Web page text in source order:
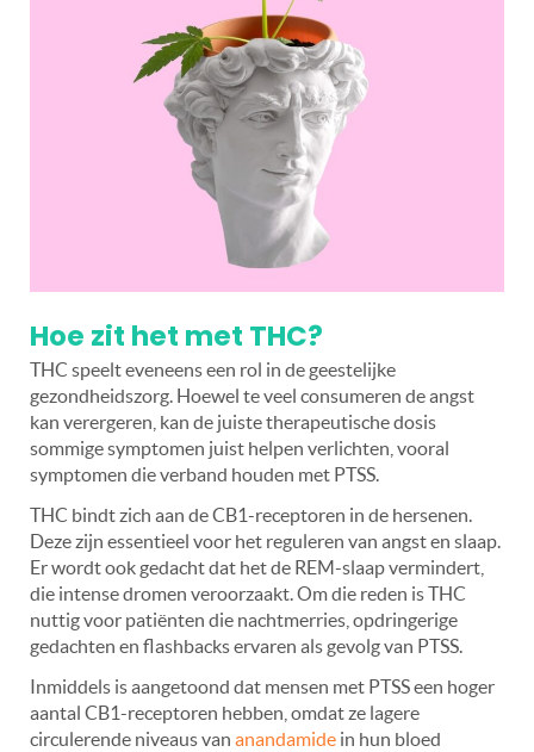
Hoe zit het met THC?
THC speelt eveneens een rol in de geestelijke
gezondheidszorg. Hoewel te veel consumeren de angst
kan verergeren, kan de juiste therapeutische dosis
sommige symptomen juist helpen verlichten, vooral
symptomen die verband houden met PTSS.
THC bindt zich aan de CB1-receptoren in de hersenen.
Deze zijn essentieel voor het reguleren van angst en slaap.
Er wordt ook gedacht dat het de REM-slaap vermindert,
die intense dromen veroorzaakt. Om die reden is THC
nuttig voor patiënten die nachtmerries, opdringerige
gedachten en flashbacks ervaren als gevolg van PTSS.
Inmiddels is aangetoond dat mensen met PTSS een hoger
aantal CB1-receptoren hebben, omdat ze lagere
circulerende niveaus van anandamide in hun bloed